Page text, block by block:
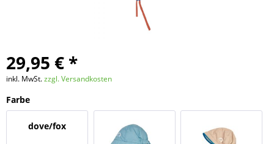
29,95 € *
inkl. MwSt.zzgl. Versandkosten
Farbe
dove/fox